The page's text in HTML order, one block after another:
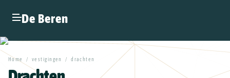
De Beren
Home / vestigingen / drachten